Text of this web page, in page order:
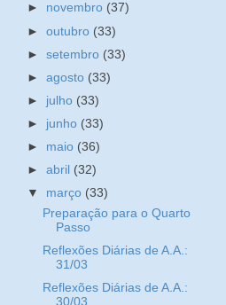
► novembro (37)
►outubro (33)
►setembro (33)
►agosto (33)
► julho (33)
► junho (33)
► maio (36)
►abril (32)
▼ março (33)
Preparação para o Quarto
Passo
Reflexões Diárias de A.A.:
31/03
Reflexões Diárias de A.A.:
30/03